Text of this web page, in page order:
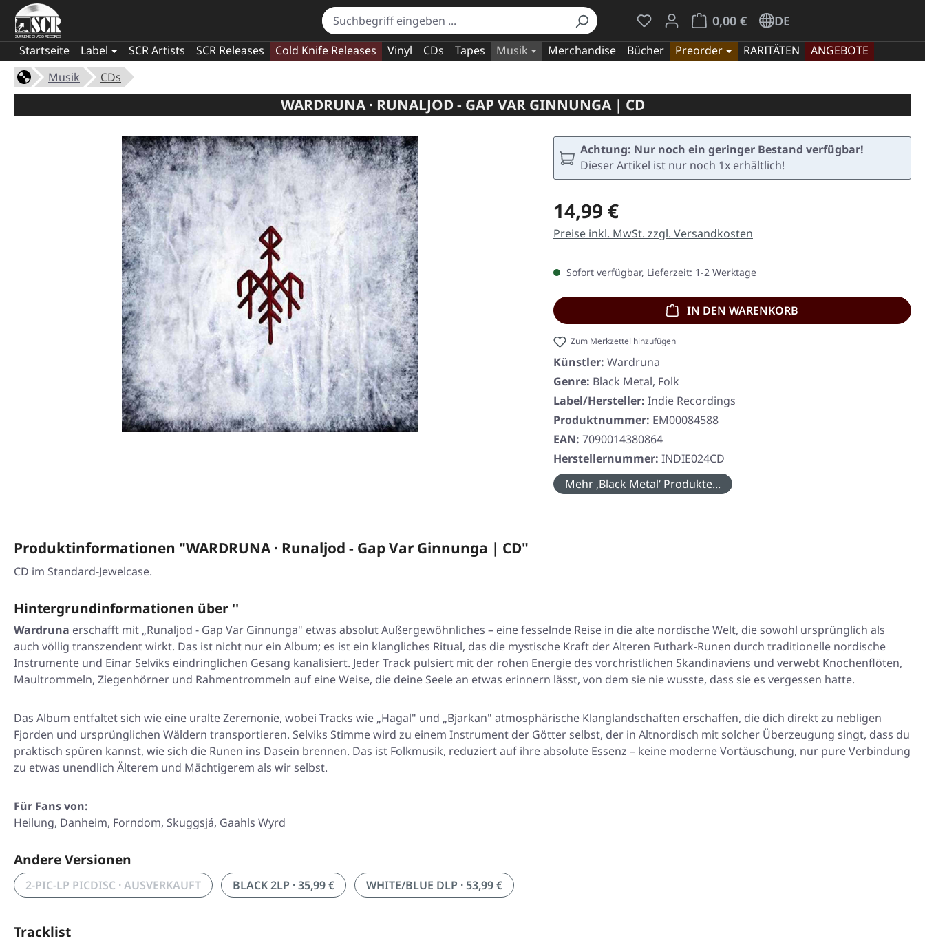
Du hast 0 Produkte auf dem Merkzettel
0,00 €
Warenkorb enthält 0 Positionen. Der
DE
Startseite Label SCR Artists SCR Releases Cold Knife Releases Vinyl CDs Tapes Musik Merchandise Bücher Preorder RARITÄTEN
ANGEBOTE
Musik
CDs
WARDRUNA · RUNALJOD - GAP VAR GINNUNGA | CD
Achtung: Nur noch ein geringer Bestand verfügbar!
Dieser Artikel ist nur noch 1x erhältlich!
Regulärer Preis:
14,99 €
Preise inkl. MwSt. zzgl. Versandkosten
Sofort verfügbar, Lieferzeit: 1-2 Werktage
IN DEN WARENKORB
Zum Merkzettel hinzufügen
Künstler: Wardruna
Genre: Black Metal, Folk
Label/Hersteller: Indie Recordings
Produktnummer: EM00084588
EAN: 7090014380864
Herstellernummer: INDIE024CD
Mehr ‚Black Metal‘ Produkte...
Produktinformationen "WARDRUNA · Runaljod - Gap Var Ginnunga | CD"
CD im Standard-Jewelcase.
Hintergrundinformationen über ''
Wardruna erschafft mit „Runaljod - Gap Var Ginnunga" etwas absolut Außergewöhnliches – eine fesselnde Reise in die alte nordische Welt, die sowohl ursprünglich als
auch völlig transzendent wirkt. Das ist nicht nur ein Album; es ist ein klangliches Ritual, das die mystische Kraft der Älteren Futhark-Runen durch traditionelle nordische
Instrumente und Einar Selviks eindringlichen Gesang kanalisiert. Jeder Track pulsiert mit der rohen Energie des vorchristlichen Skandinaviens und verwebt Knochenflöten,
Maultrommeln, Ziegenhörner und Rahmentrommeln auf eine Weise, die deine Seele an etwas erinnern lässt, von dem sie nie wusste, dass sie es vergessen hatte.
Das Album entfaltet sich wie eine uralte Zeremonie, wobei Tracks wie „Hagal" und „Bjarkan" atmosphärische Klanglandschaften erschaffen, die dich direkt zu nebligen
Fjorden und ursprünglichen Wäldern transportieren. Selviks Stimme wird zu einem Instrument der Götter selbst, der in Altnordisch mit solcher Überzeugung singt, dass du
praktisch spüren kannst, wie sich die Runen ins Dasein brennen. Das ist Folkmusik, reduziert auf ihre absolute Essenz – keine moderne Vortäuschung, nur pure Verbindung
zu etwas unendlich Älterem und Mächtigerem als wir selbst.
Für Fans von:
Heilung, Danheim, Forndom, Skuggsjá, Gaahls Wyrd
Andere Versionen
2-PIC-LP PICDISC · AUSVERKAUFT BLACK 2LP · 35,99 € WHITE/BLUE DLP · 53,99 €
Tracklist